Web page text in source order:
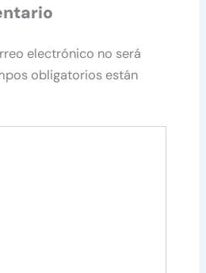
electrónico no será
obligatorios están